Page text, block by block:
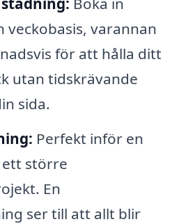
veckobasis, varannan
för att hålla ditt
utan tidskrävande
sida.
Perfekt inför en
större
En
ser till att allt blir